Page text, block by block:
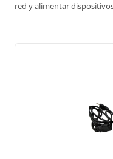
red y alimentar